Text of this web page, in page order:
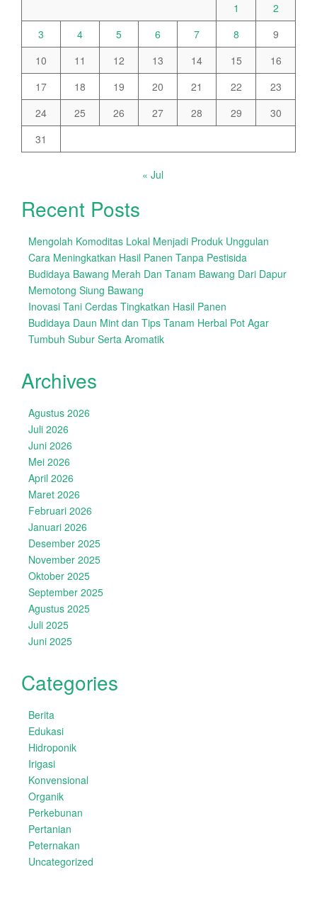
1
2
3
4 5 6 7 8
9
10
11 12 13 14 15
16
17
18 19 20 21 22
23
24
25 26 27 28 29
30
31
« Jul
Recent Posts
Mengolah Komoditas Lokal Menjadi Produk Unggulan
Cara Meningkatkan Hasil Panen Tanpa Pestisida
Budidaya Bawang Merah Dan Tanam Bawang Dari Dapur
Memotong Siung Bawang
Inovasi Tani Cerdas Tingkatkan Hasil Panen
Budidaya Daun Mint dan Tips Tanam Herbal Pot Agar
Tumbuh Subur Serta Aromatik
Archives
Agustus 2026
Juli 2026
Juni 2026
Mei 2026
April 2026
Maret 2026
Februari 2026
Januari 2026
Desember 2025
November 2025
Oktober 2025
September 2025
Agustus 2025
Juli 2025
Juni 2025
Categories
Berita
Edukasi
Hidroponik
Irigasi
Konvensional
Organik
Perkebunan
Pertanian
Peternakan
Uncategorized